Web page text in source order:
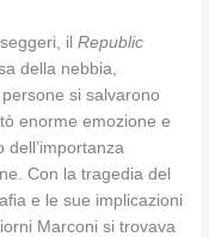
ilRepublic
della nebbia,
si salvarono
enorme emozione e
Con la tragedia del
e le sue implicazioni
Marconi si trovava